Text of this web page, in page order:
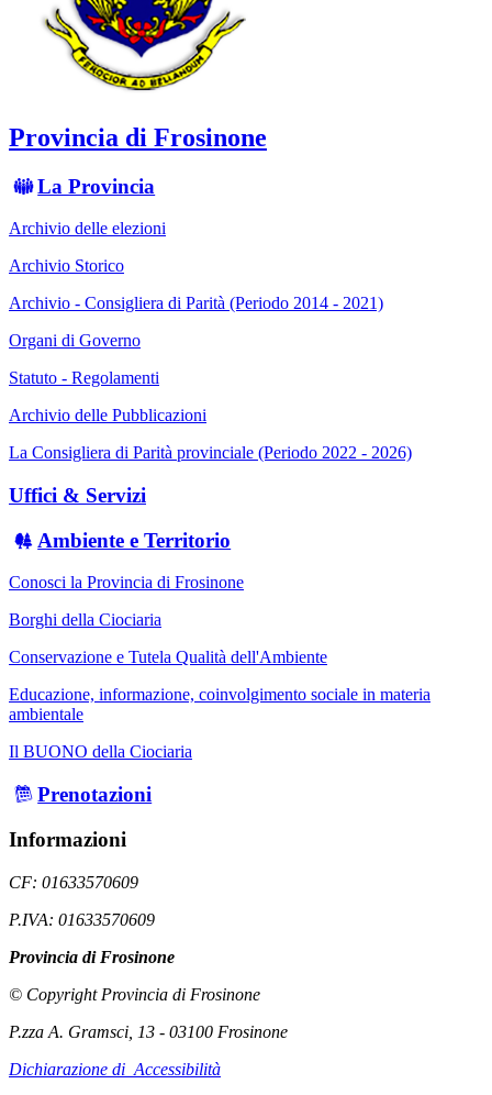
Provincia di Frosinone
La Provincia
Archivio delle elezioni
Archivio Storico
Archivio - Consigliera di Parità (Periodo 2014 - 2021)
Organi di Governo
Statuto - Regolamenti
Archivio delle Pubblicazioni
La Consigliera di Parità provinciale (Periodo 2022 - 2026)
Uffici & Servizi
Ambiente e Territorio
Conosci la Provincia di Frosinone
Borghi della Ciociaria
Conservazione e Tutela Qualità dell'Ambiente
Educazione, informazione, coinvolgimento sociale in materia
ambientale
Il BUONO della Ciociaria
Prenotazioni
Informazioni
CF: 01633570609
P.IVA: 01633570609
Provincia di Frosinone
© Copyright Provincia di Frosinone
P.zza A. Gramsci, 13 - 03100 Frosinone
Dichiarazione di Accessibilità